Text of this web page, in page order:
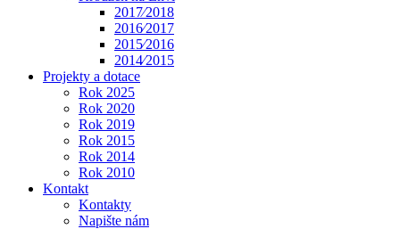
2017⁄2018
2016⁄2017
2015⁄2016
2014⁄2015
Projekty a dotace
Rok 2025
Rok 2020
Rok 2019
Rok 2015
Rok 2014
Rok 2010
Kontakt
Kontakty
Napište nám